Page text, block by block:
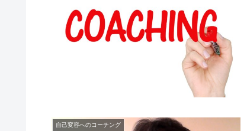
自己変容へのコーチング